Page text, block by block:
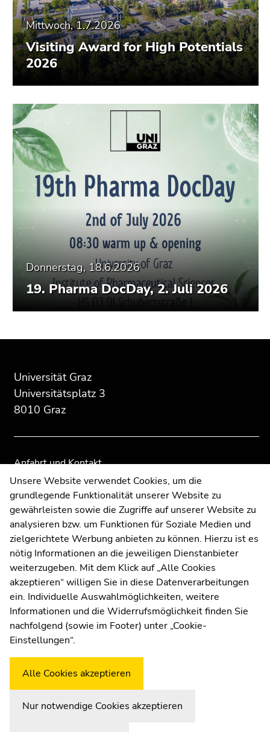
Mittwoch, 1.7.2026
Visiting Award for High Potentials
2026
Donnerstag, 18.6.2026
19. Pharma DocDay, 2. Juli 2026
Seitenbereichs:
Zusatzinformationen:
Universität Graz
Universitätsplatz 3
8010 Graz
Anfahrt und Kontakt
Kommunikation und Öffentlichkeitsarbeit
Moodle
UNIGRAZonline
Impressum
Datenschutzerklärung
Cookie-Einstellungen
Barrierefreiheitserklärung
WetterstationUni Graz
Seitenbereichs.
Übersicht
Seitenbereichs.
Übersicht
Unsere Website verwendet Cookies, um die
grundlegende Funktionalität unserer Website zu
gewährleisten sowie die Zugriffe auf unserer Website zu
analysieren bzw. um Funktionen für Soziale Medien und
zielgerichtete Werbung anbieten zu können. Hierzu ist es
nötig Informationen an die jeweiligen Dienstanbieter
weiterzugeben. Mit dem Klick auf „Alle Cookies
akzeptieren“ willigen Sie in diese Datenverarbeitungen
ein. Individuelle Auswahlmöglichkeiten, weitere
Informationen und die Widerrufsmöglichkeit finden Sie
nachfolgend (sowie im Footer) unter „Cookie-
Einstellungen“.
Alle Cookies akzeptieren
Nur notwendige Cookies akzeptieren